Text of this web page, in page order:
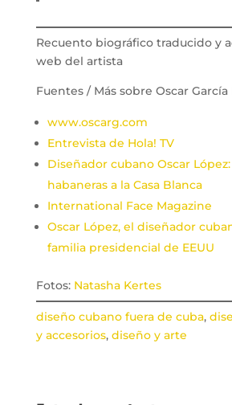
Recuento biográfico traducido y
web del artista
Fuentes / Más sobre Oscar García
www.oscarg.com
Entrevista de Hola! TV
Diseñador cubano Oscar
habaneras a la Casa Blanca
International Face Magazine
Oscar López, el diseñador
familia presidencial de EEUU
Fotos: Natasha Kertes
diseño cubano fuera de cuba,
y accesorios, diseño y arte